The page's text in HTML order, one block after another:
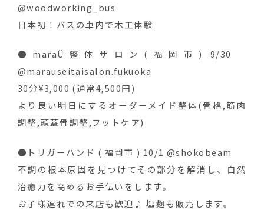
@woodworking_bus
日本初！バスの車内で木工体験
●maraÜ整体サロン(福岡市) 9/30
@marauseitaisalon.fukuoka
30分¥3,000 (通常4,500円)
より良い明日にするオーダーメイド整体(骨格,筋肉
調整,頭蓋骨調整,フットケア)
●トリガーハンド ( 福岡市 ) 10/1 @shokobeam
不調の根本原因を見つけてその部分を解消し、自然
治癒力を高めるお手伝いをします。
お子様連れでの来店も歓迎♪ 塩麹も販売します。